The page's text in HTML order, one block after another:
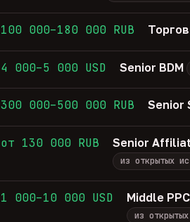
100 000–180 000 RUB
4 000–5 000 USD Senior BDM
300 000–500 000 RUB Senior
от 130 000 RUB Senior
из открытых
1 000–10 000 USD Middle
из